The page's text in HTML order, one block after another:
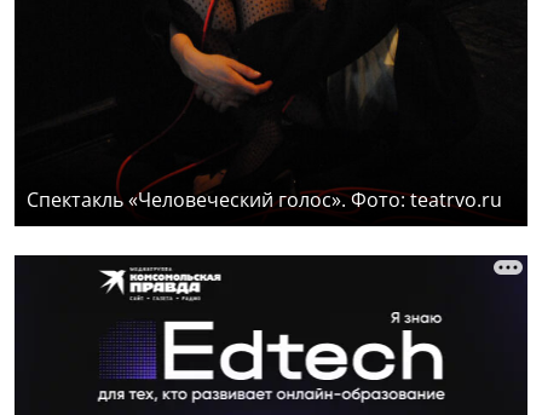
Спектакль «Человеческий голос». Фото: teatrvo.ru